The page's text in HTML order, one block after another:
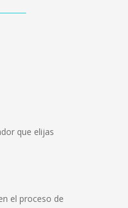
que elijas
el proceso de